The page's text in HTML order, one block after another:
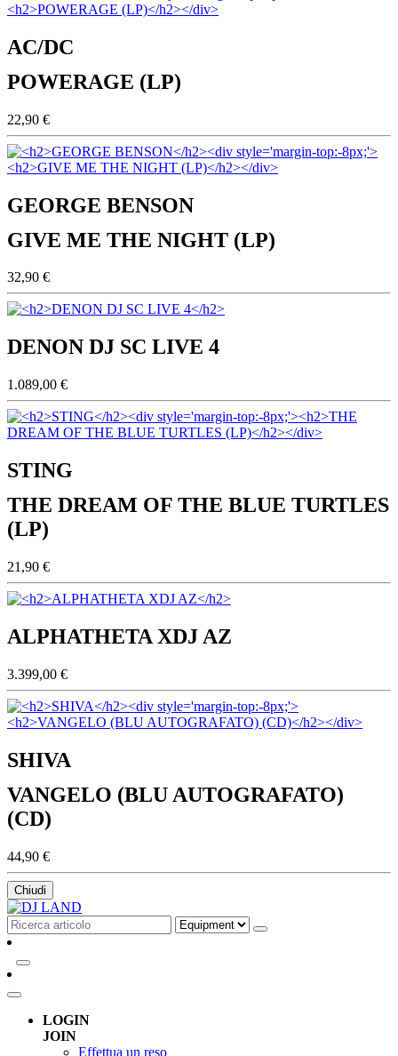
AC/DC
POWERAGE (LP)
22,90 €
GEORGE BENSON
GIVE ME THE NIGHT (LP)
32,90 €
DENON DJ SC LIVE 4
1.089,00 €
STING
THE DREAM OF THE BLUE TURTLES
(LP)
21,90 €
ALPHATHETA XDJ AZ
3.399,00 €
SHIVA
VANGELO (BLU AUTOGRAFATO)
(CD)
44,90 €
Chiudi
LOGIN
JOIN
Effettua un reso